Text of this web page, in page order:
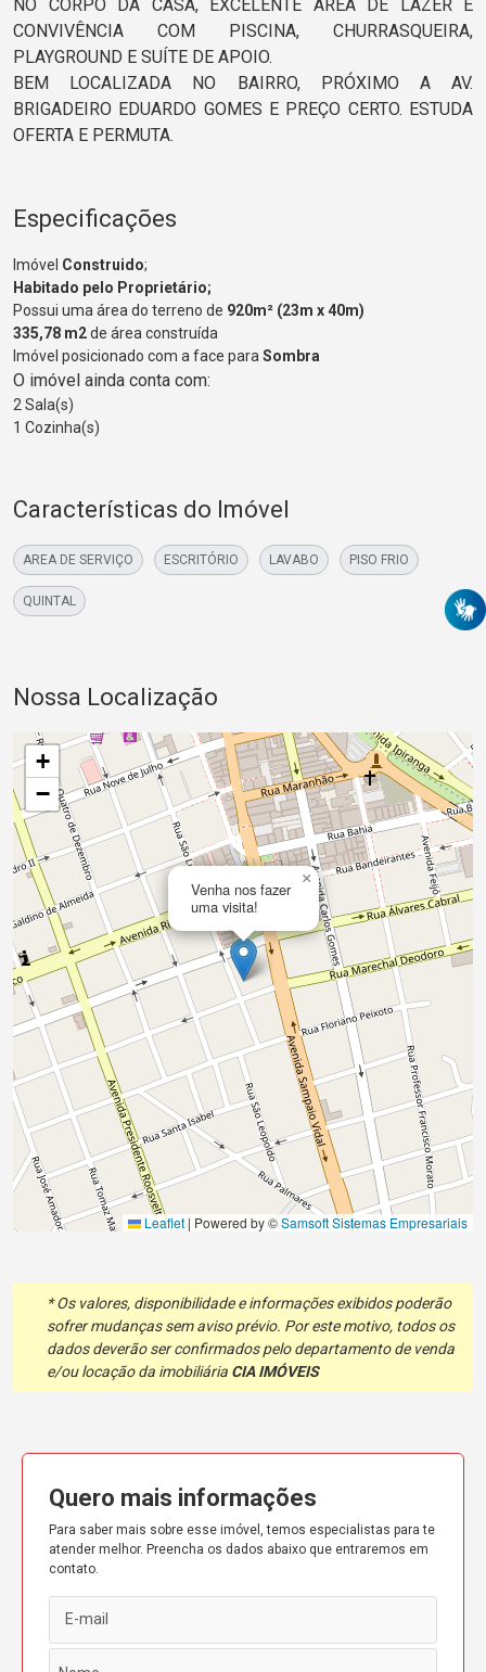
NO CORPO DA CASA, EXCELENTE ÁREA DE LAZER E
CONVIVÊNCIA COM PISCINA, CHURRASQUEIRA,
PLAYGROUND E SUÍTE DE APOIO.
BEM LOCALIZADA NO BAIRRO, PRÓXIMO A AV.
BRIGADEIRO EDUARDO GOMES E PREÇO CERTO. ESTUDA
OFERTA E PERMUTA.
Especificações
Imóvel Construido;
Habitado pelo Proprietário;
Possui uma área do terreno de 920m² (23m x 40m)
335,78 m2de área construída
Imóvel posicionado com a face para Sombra
O imóvel ainda conta com:
2 Sala(s)
1 Cozinha(s)
Características do Imóvel
AREA DE SERVIÇO ESCRITÓRIO LAVABO PISO FRIO
QUINTAL
Nossa Localização
Venha nos fazer
uma visita!
×
+
−
Leaflet | Powered by ©Samsoft Sistemas Empresariais
* Os valores, disponibilidade e informações exibidos poderão
sofrer mudanças sem aviso prévio. Por este motivo, todos os
dados deverão ser confirmados pelo departamento de venda
e/ou locação da imobiliária CIA IMÓVEIS
Quero mais informações
Para saber mais sobre esse imóvel, temos especialistas para te
atender melhor. Preencha os dados abaixo que entraremos em
contato.